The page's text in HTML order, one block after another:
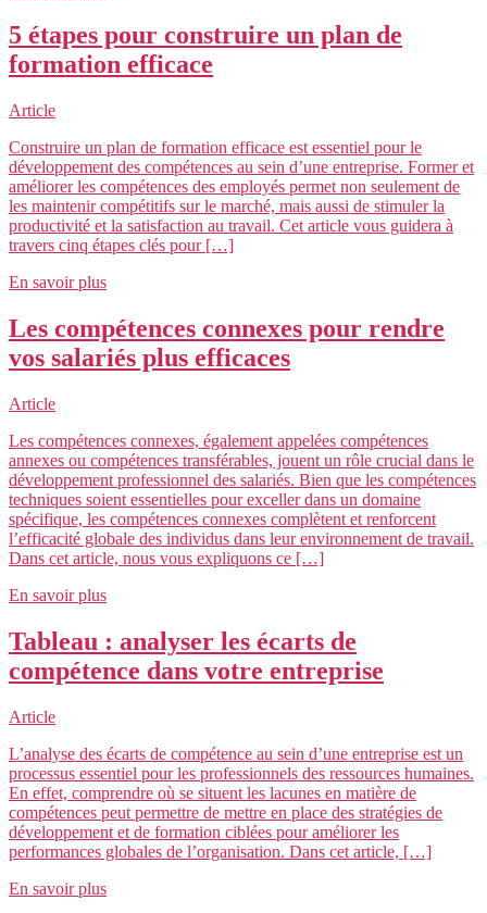
5 étapes pour construire un plan de
formation efficace
Article
Construire un plan de formation efficace est essentiel pour le
développement des compétences au sein d’une entreprise. Former et
améliorer les compétences des employés permet non seulement de
les maintenir compétitifs sur le marché, mais aussi de stimuler la
productivité et la satisfaction au travail. Cet article vous guidera à
travers cinq étapes clés pour […]
En savoir plus
Les compétences connexes pour rendre
vos salariés plus efficaces
Article
Les compétences connexes, également appelées compétences
annexes ou compétences transférables, jouent un rôle crucial dans le
développement professionnel des salariés. Bien que les compétences
techniques soient essentielles pour exceller dans un domaine
spécifique, les compétences connexes complètent et renforcent
l’efficacité globale des individus dans leur environnement de travail.
Dans cet article, nous vous expliquons ce […]
En savoir plus
Tableau : analyser les écarts de
compétence dans votre entreprise
Article
L’analyse des écarts de compétence au sein d’une entreprise est un
processus essentiel pour les professionnels des ressources humaines.
En effet, comprendre où se situent les lacunes en matière de
compétences peut permettre de mettre en place des stratégies de
développement et de formation ciblées pour améliorer les
performances globales de l’organisation. Dans cet article, […]
En savoir plus